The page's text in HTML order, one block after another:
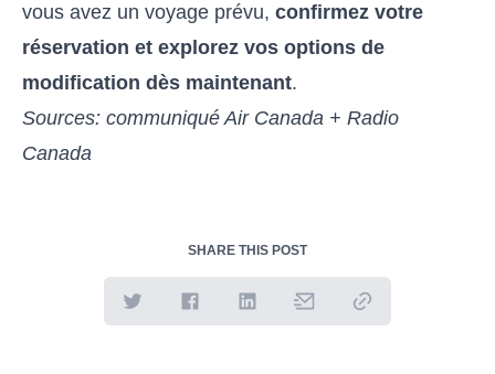
vous avez un voyage prévu, confirmez votre
réservation et explorez vos options de
modification dès maintenant.
Sources: communiqué Air Canada + Radio
Canada
SHARE THIS POST